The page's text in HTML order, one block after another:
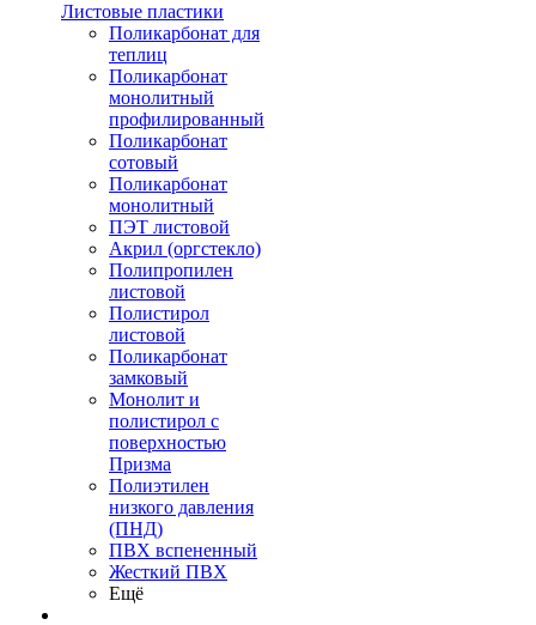
Листовые пластики
Поликарбонат для
теплиц
Поликарбонат
монолитный
профилированный
Поликарбонат
сотовый
Поликарбонат
монолитный
ПЭТ листовой
Акрил (оргстекло)
Полипропилен
листовой
Полистирол
листовой
Поликарбонат
замковый
Монолит и
полистирол с
поверхностью
Призма
Полиэтилен
низкого давления
(ПНД)
ПВХ вспененный
Жесткий ПВХ
Ещё